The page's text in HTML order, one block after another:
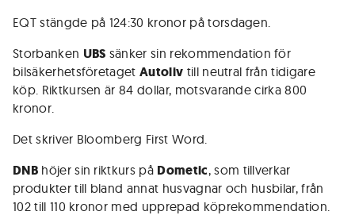
EQT stängde på 124:30 kronor på torsdagen.
Storbanken UBS sänker sin rekommendation för
bilsäkerhetsföretagetAutoliv till neutral från tidigare
köp. Riktkursen är 84 dollar, motsvarande cirka 800
kronor.
Det skriver Bloomberg First Word.
DNBhöjer sin riktkurs på Dometic, som tillverkar
produkter till bland annat husvagnar och husbilar, från
102 till 110 kronor med upprepad köprekommendation.